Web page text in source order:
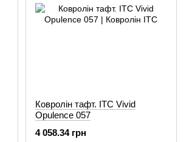
Ковролін тафт. ITC Vivid
Opulence 057
4 058.34 грн